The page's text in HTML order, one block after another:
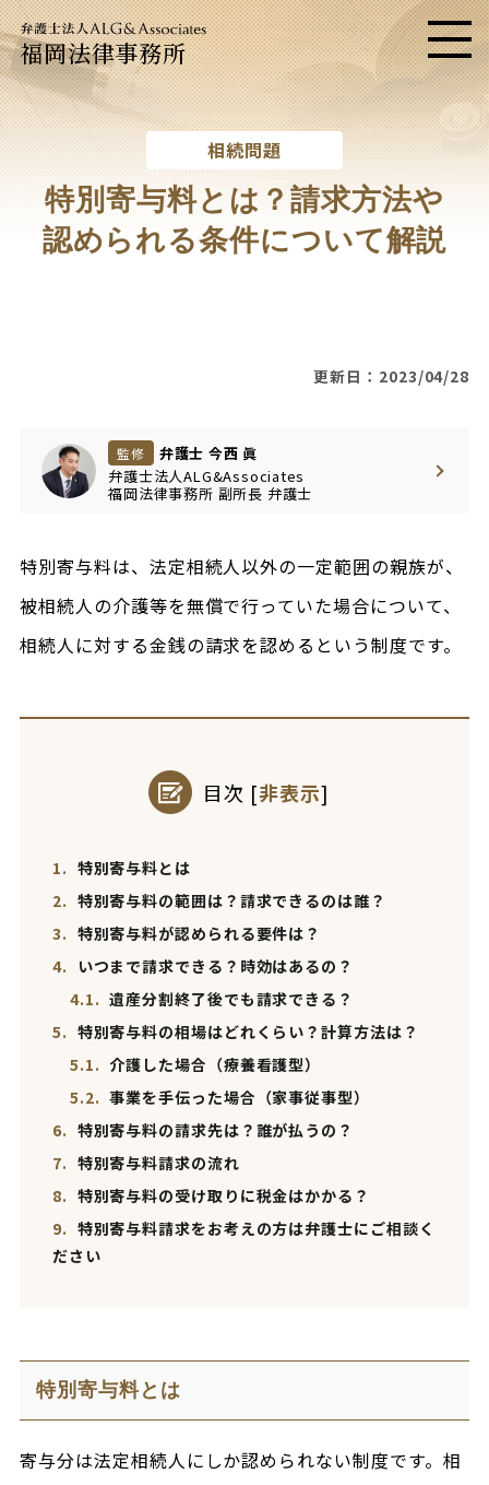
福岡法律事務所 メニ
相続問題
特別寄与料とは？請求方法や
認められる条件について解説
更新日：2023/04/28
監修
弁護士 今西 眞
弁護士法人ALG&Associates
福岡法律事務所 副所長 弁護士
特別寄与料は、法定相続人以外の一定範囲の親族が、
被相続人の介護等を無償で行っていた場合について、
相続人に対する金銭の請求を認めるという制度です。
目次 [非表示]
1. 特別寄与料とは
2. 特別寄与料の範囲は？請求できるのは誰？
3. 特別寄与料が認められる要件は？
4.
いつまで請求できる？時効はあるの？
4.1. 遺産分割終了後でも請求できる？
5. 特別寄与料の相場はどれくらい？計算方法は？
5.1. 介護した場合（療養看護型）
5.2. 事業を手伝った場合（家事従事型）
6. 特別寄与料の請求先は？誰が払うの？
7. 特別寄与料請求の流れ
8. 特別寄与料の受け取りに税金はかかる？
9. 特別寄与料請求をお考えの方は弁護士にご相談く
ださい
特別寄与料とは
寄与分は法定相続人にしか認められない制度です。相